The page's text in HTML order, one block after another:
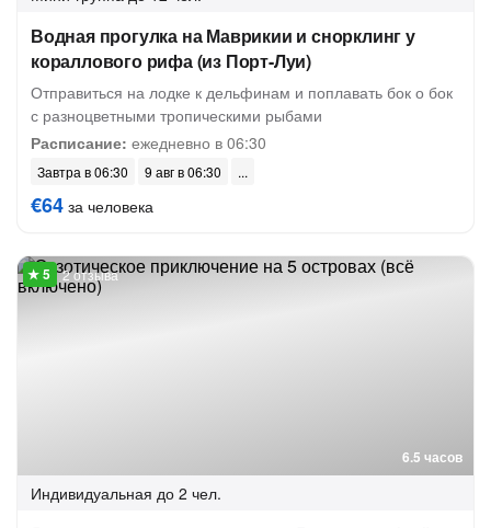
Водная прогулка на Маврикии и снорклинг у
кораллового рифа (из Порт-Луи)
Отправиться на лодке к дельфинам и поплавать бок о бок
с разноцветными тропическими рыбами
Расписание: ежедневно в 06:30
Завтра в 06:30 9 авг в 06:30
€64 за человека
6.5 часов
2 отзыва
Индивидуальная до 2 чел.